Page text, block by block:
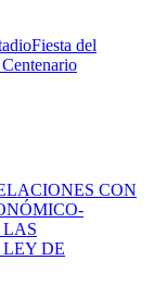
Fiesta del
CON
LAS
DE